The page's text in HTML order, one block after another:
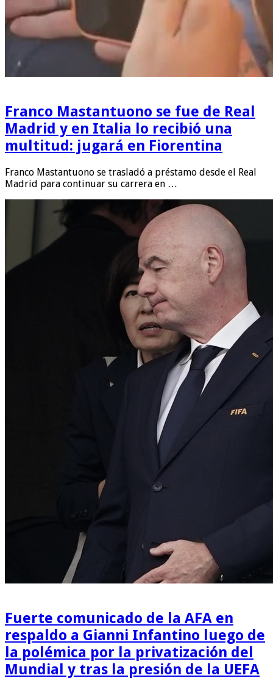
Franco Mastantuono se fue de Real
Madrid y en Italia lo recibió una
multitud: jugará en Fiorentina
Franco Mastantuono se trasladó a préstamo desde el Real
Madrid para continuar su carrera en …
Fuerte comunicado de la AFA en
respaldo a Gianni Infantino luego de
la polémica por la privatización del
Mundial y tras la presión de la UEFA